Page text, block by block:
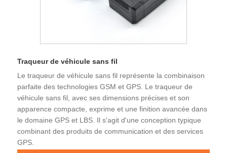
Traqueur de véhicule sans fil
Le traqueur de véhicule sans fil représente la combinaison
parfaite des technologies GSM et GPS. Le traqueur de
véhicule sans fil, avec ses dimensions précises et son
apparence compacte, exprime et une finition avancée dans
le domaine GPS et LBS. Il s'agit d'une conception typique
combinant des produits de communication et des services
GPS.